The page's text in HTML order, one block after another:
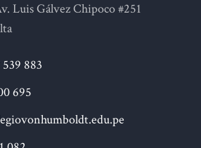
Luis Gálvez Chipoco #251
883
695